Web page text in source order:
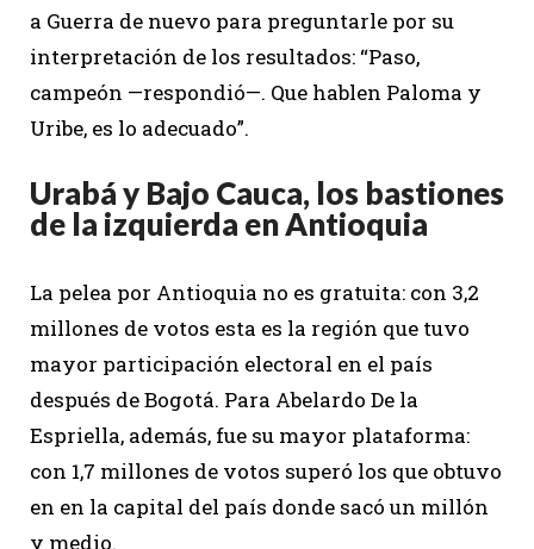
a Guerra de nuevo para preguntarle por su
interpretación de los resultados: “Paso,
campeón —respondió—. Que hablen Paloma y
Uribe, es lo adecuado”.
Urabá y Bajo Cauca, los bastiones
de la izquierda en Antioquia
La pelea por Antioquia no es gratuita: con 3,2
millones de votos esta es la región que tuvo
mayor participación electoral en el país
después de Bogotá. Para Abelardo De la
Espriella, además, fue su mayor plataforma:
con 1,7 millones de votos superó los que obtuvo
en en la capital del país donde sacó un millón
y medio.